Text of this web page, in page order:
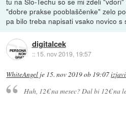
"dobre prakse pooblaščenke" zelo
pa bilo treba napisati vsako novico s
digitalcek
:: 15. nov 2019, 19:57
WhiteAngel je 15. nov 2019 ob 19:07
Huh, 12€ na mesec? Dal bi 12€ na